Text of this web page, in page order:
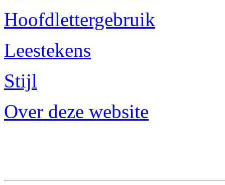
Hoofdlettergebruik
Leestekens
Stijl
Over deze website